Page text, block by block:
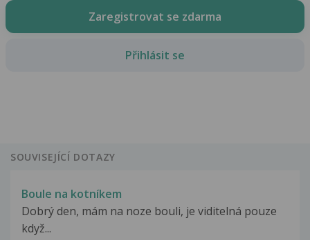
Zaregistrovat se zdarma
Přihlásit se
SOUVISEJÍCÍ DOTAZY
Boule na kotníkem
Dobrý den, mám na noze bouli, je viditelná pouze
když...